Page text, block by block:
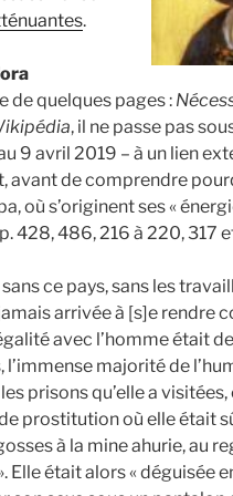
.
de quelques pages :
, il ne passe pas
9 avril 2019 – à un lien
avant de comprendre
où s’originent ses «
428, 486, 216 à 220, 317
ce pays, sans les
arrivée à [s]e rendre
avec l’homme était
majorité de
prisons qu’elle a
prostitution où elle était
à la mine ahurie, au
était alors « déguisée